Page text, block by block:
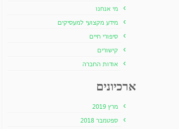
מי אנחנו
מידע מקצועי למעסיקים
סיפורי חיים
קישורים
אודות החברה
ארכיונים
מרץ 2019
ספטמבר 2018